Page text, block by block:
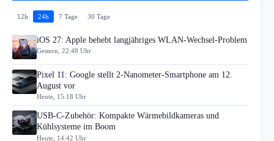
12h 24h 7 Tage 30 Tage
iOS 27: Apple behebt langjähriges WLAN-Wechsel-Problem
Gestern, 22:48 Uhr
Pixel 11: Google stellt 2-Nanometer-Smartphone am 12.
August vor
Heute, 15:18 Uhr
USB-C-Zubehör: Kompakte Wärmebildkameras und
Kühlsysteme im Boom
Heute, 14:42 Uhr